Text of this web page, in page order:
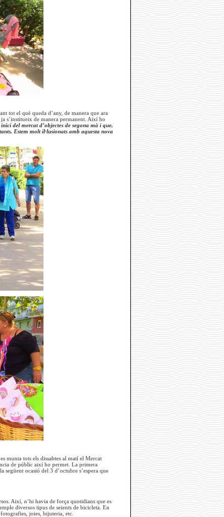
tot el què queda d’any, de manera que ara
s’institueix de manera permanent. Així ho
del mercat d’objectes de segona mà i que,
Estem molt il·lusionats amb aquesta nova
munta tots els dissabtes al matí el Mercat
de públic així ho permet. La primera
ocasió del 3 d’octubre s’espera que
Així, n’hi havia de força quotidians que es
diversos tipus de seients de bicicleta. En
joies, bijuteria, etc.